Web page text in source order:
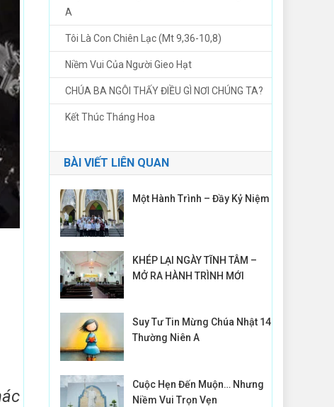
A
Tôi Là Con Chiên Lạc (Mt 9,36-10,8)
Niềm Vui Của Người Gieo Hạt
CHÚA BA NGÔI THẤY ĐIỀU GÌ NƠI CHÚNG TA?
Kết Thúc Tháng Hoa
BÀI VIẾT LIÊN QUAN
Một Hành Trình – Đầy Kỷ Niệm
KHÉP LẠI NGÀY TĨNH TÂM –
MỞ RA HÀNH TRÌNH MỚI
Suy Tư Tin Mừng Chúa Nhật 14
Thường Niên A
Cuộc Hẹn Đến Muộn… Nhưng
Niềm Vui Trọn Vẹn